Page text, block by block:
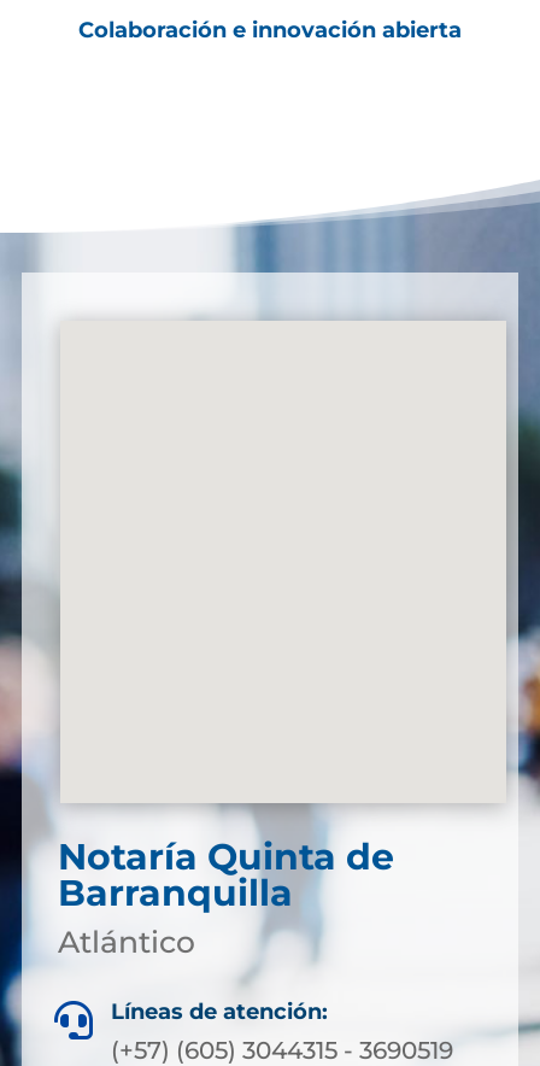
Colaboración e innovación abierta
Notaría Quinta de
Barranquilla
Atlántico
 Líneas de atención:
(+57) (605) 3044315 - 3690519